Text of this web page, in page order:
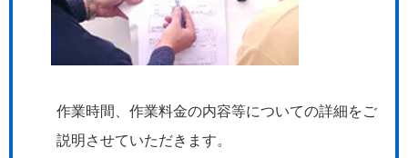
作業時間、作業料金の内容等についての詳細をご
説明させていただきます。